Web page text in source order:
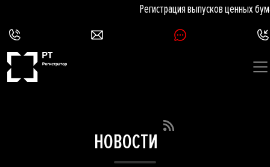
Регистрация выпусков ценных
НОВОСТИ